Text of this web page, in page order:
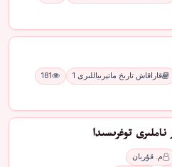
قاراقاش تارىخ ماتېرىياللىرى 1
181
توغرىسىدا
م. قۇربان